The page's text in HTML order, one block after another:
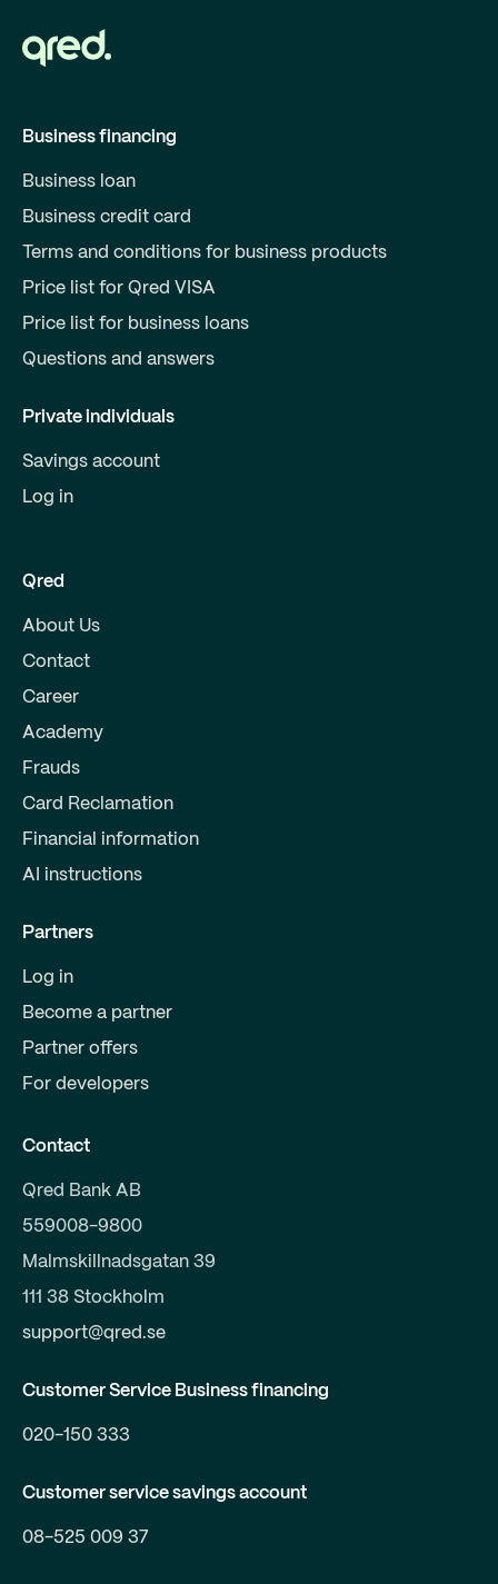
Business financing
Business loan
Business credit card
Terms and conditions for business products
Price list for Qred VISA
Price list for business loans
Questions and answers
Private individuals
Savings account
Log in
Qred
About Us
Contact
Career
Academy
Frauds
Card Reclamation
Financial information
AI instructions
Partners
Log in
Become a partner
Partner offers
For developers
Contact
Qred Bank AB
559008-9800
Malmskillnadsgatan 39
111 38 Stockholm
support@qred.se
Customer Service Business financing
020-150 333
Customer service savings account
08-525 009 37